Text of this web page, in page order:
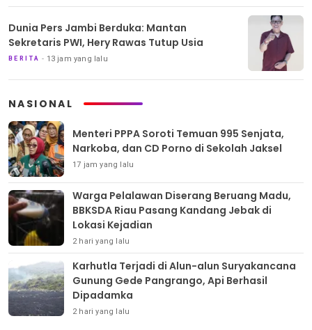
Dunia Pers Jambi Berduka: Mantan
Sekretaris PWI, Hery Rawas Tutup Usia
BERITA 13 jam yang lalu
NASIONAL
Menteri PPPA Soroti Temuan 995 Senjata,
Narkoba, dan CD Porno di Sekolah Jaksel
17 jam yang lalu
Warga Pelalawan Diserang Beruang Madu,
BBKSDA Riau Pasang Kandang Jebak di
Lokasi Kejadian
2 hari yang lalu
Karhutla Terjadi di Alun-alun Suryakancana
Gunung Gede Pangrango, Api Berhasil
Dipadamka
2 hari yang lalu